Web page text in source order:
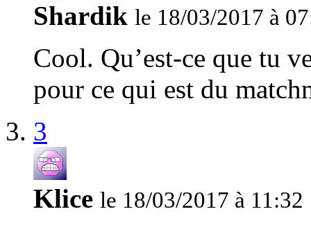
Shardik le 18/03/2017 à
Cool. Qu’est-ce que tu
pour ce qui est du
3
Klice le 18/03/2017 à 11:32